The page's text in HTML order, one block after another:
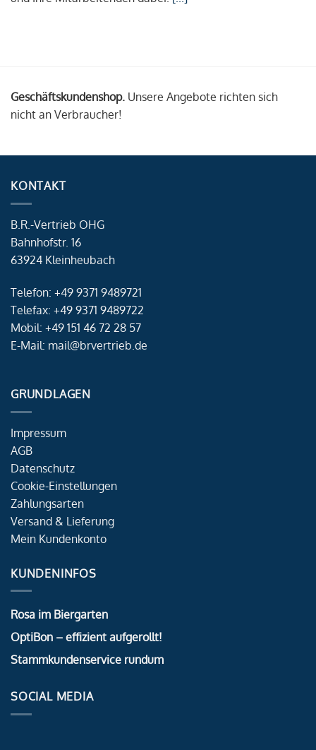
Geschäftskundenshop. Unsere Angebote richten sich
nicht an Verbraucher!
KONTAKT
B.R.-Vertrieb OHG
Bahnhofstr. 16
63924 Kleinheubach
Telefon: +49 9371 9489721
Telefax: +49 9371 9489722
Mobil: +49 151 46 72 28 57
E-Mail: mail@brvertrieb.de
GRUNDLAGEN
Impressum
AGB
Datenschutz
Cookie-Einstellungen
Zahlungsarten
Versand & Lieferung
Mein Kundenkonto
KUNDENINFOS
Rosa im Biergarten
OptiBon – effizient aufgerollt!
Stammkundenservice rundum
SOCIAL MEDIA